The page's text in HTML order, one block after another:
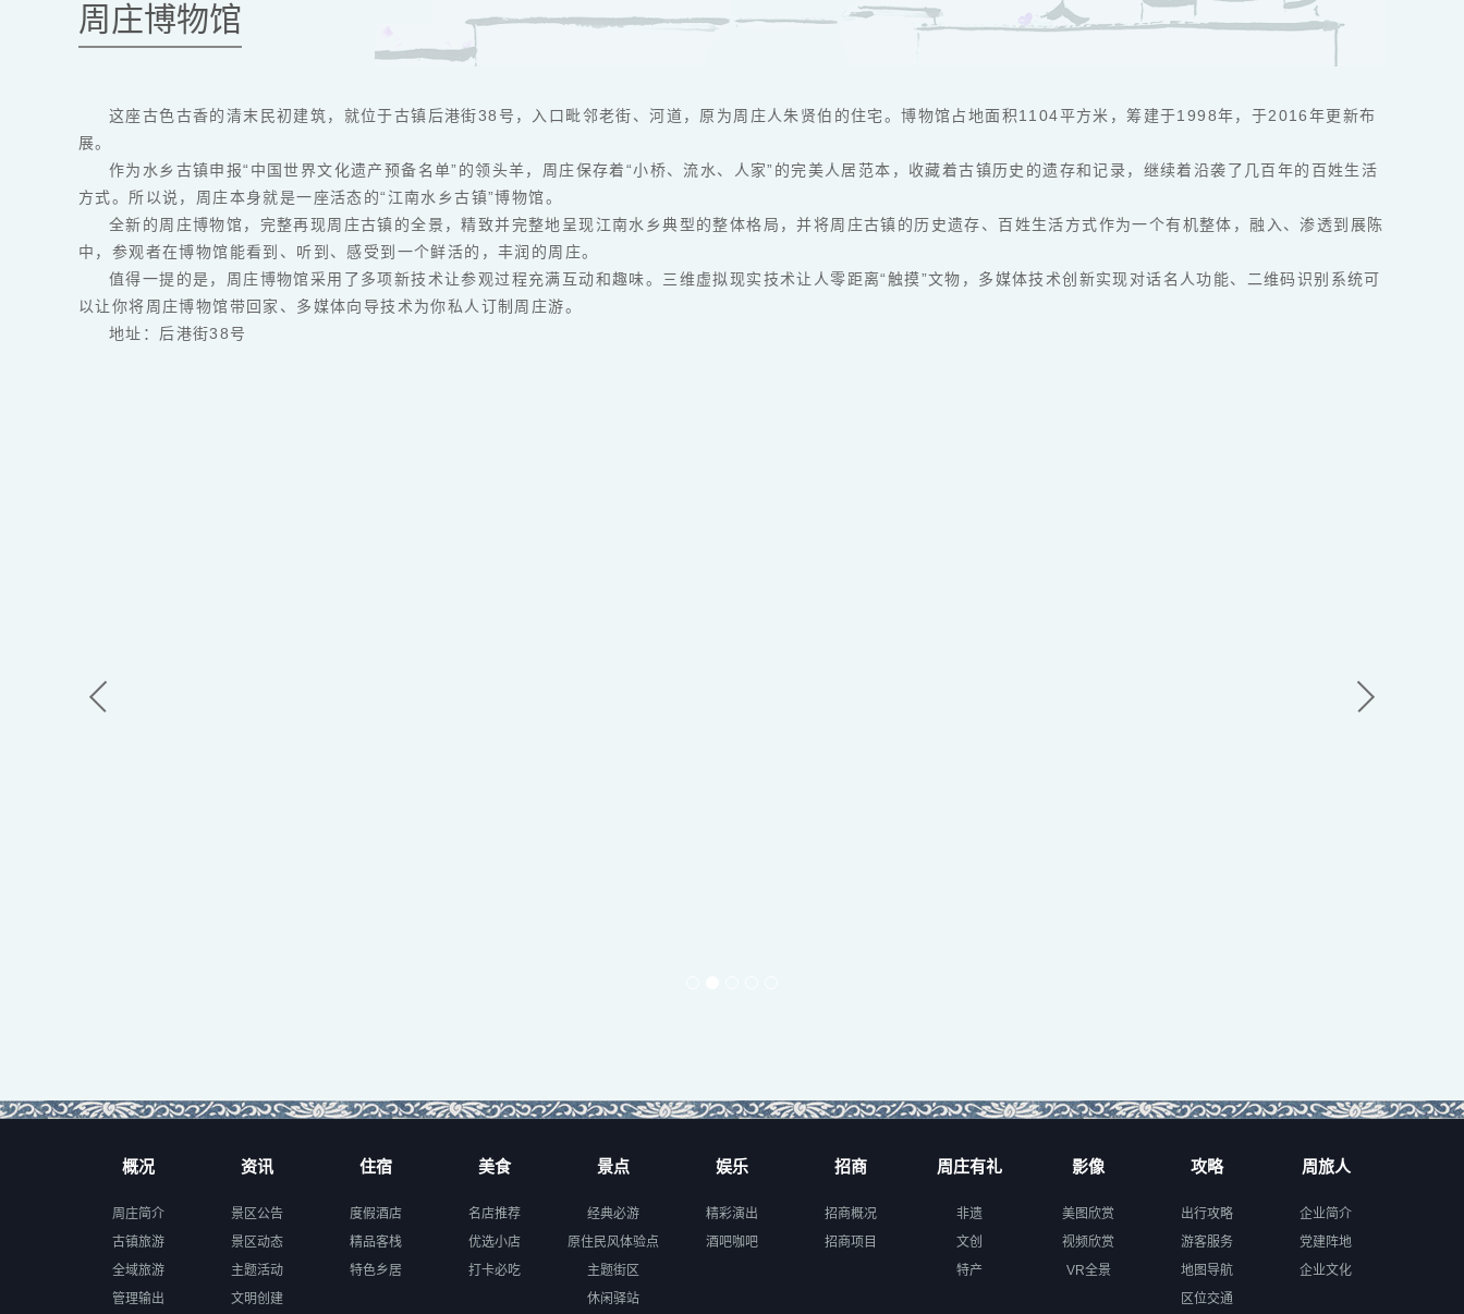
周庄博物馆
这座古色古香的清末民初建筑，就位于古镇后港街38号，入口毗邻老街、河道，原为周庄人朱贤伯的住宅。博物馆占地面积1104平方米，筹建于1998年，于2016年更新布
展。
作为水乡古镇申报“中国世界文化遗产预备名单”的领头羊，周庄保存着“小桥、流水、人家”的完美人居范本，收藏着古镇历史的遗存和记录，继续着沿袭了几百年的百姓生活
方式。所以说，周庄本身就是一座活态的“江南水乡古镇”博物馆。
全新的周庄博物馆，完整再现周庄古镇的全景，精致并完整地呈现江南水乡典型的整体格局，并将周庄古镇的历史遗存、百姓生活方式作为一个有机整体，融入、渗透到展陈
中，参观者在博物馆能看到、听到、感受到一个鲜活的，丰润的周庄。
值得一提的是，周庄博物馆采用了多项新技术让参观过程充满互动和趣味。三维虚拟现实技术让人零距离“触摸”文物，多媒体技术创新实现对话名人功能、二维码识别系统可
以让你将周庄博物馆带回家、多媒体向导技术为你私人订制周庄游。
地址：后港街38号
概况
周庄简介
古镇旅游
全域旅游
管理输出
资讯
景区公告
景区动态
主题活动
文明创建
住宿
度假酒店
精品客栈
特色乡居
美食
名店推荐
优选小店
打卡必吃
景点
经典必游
原住民风体验点
主题街区
休闲驿站
娱乐
精彩演出
酒吧咖吧
招商
招商概况
招商项目
周庄有礼
非遗
文创
特产
影像
美图欣赏
视频欣赏
VR全景
攻略
出行攻略
游客服务
地图导航
区位交通
周旅人
企业简介
党建阵地
企业文化